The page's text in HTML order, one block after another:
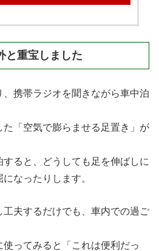
と重宝しました
携帯ラジオを聞きながら車中泊
「空気で膨らませる足置き」が
ると、どうしても足を伸ばしに
なったりします。
夫するだけでも、車内での過ご
ってみると「これは便利だっ